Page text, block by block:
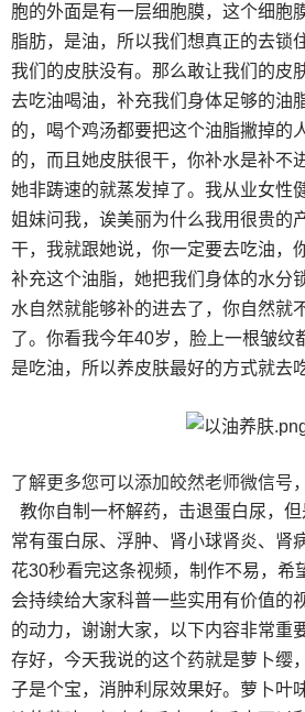
胞的外面是有一层细胞膜，这个细胞
脂肪，是油，所以我们想真正的去锁
我们的皮肤没有。那么敢让我们的皮
去吃油喝油，补充我们身体足够的油
的，喝个鸡汤都要把这个油脂撇掉的
的，而且她皮肤很干，你补水是补不
她非踌速的就蒸发掉了。我从业女性
姐妹问我，诶美丽为什么我用很贵的
干，我就跟她说，你一定要去吃油，
补充这个油脂，她把我们身体的水分
水自然就能够补的进去了，你自然就
了。你看我今年40岁，脸上一根皱纹
是吃油，所以养皮肤最好的方式就去
了解更多您可以添加皎然老师微信号
教你自制一杯解药，击退蛋白尿，
常有蛋白尿、浮肿、肾小球肾炎、肾
花30秒看完这条视频，制作不易，希
会持续给大家科普一些实用有价值的
的动力，谢谢大家，以下内容非常重
存好，今天我说的这个药就是萝卜缨
子是个宝，消肿利尿效果好。萝卜叶